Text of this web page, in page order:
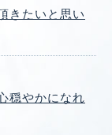
きたいと思い
穏やかになれ